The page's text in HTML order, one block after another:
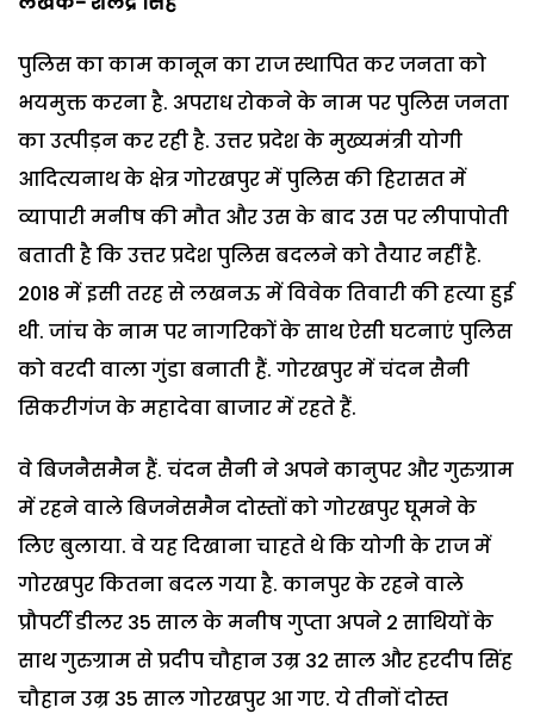
पुलिस का काम कानून का राज स्थापित कर जनता को
भयमुक्त करना है. अपराध रोकने के नाम पर पुलिस जनता
का उत्पीड़न कर रही है. उत्तर प्रदेश के मुख्यमंत्री योगी
आदित्यनाथ के क्षेत्र गोरखपुर में पुलिस की हिरासत में
व्यापारी मनीष की मौत और उस के बाद उस पर लीपापोती
बताती है कि उत्तर प्रदेश पुलिस बदलने को तैयार नहीं है.
2018 में इसी तरह से लखनऊ में विवेक तिवारी की हत्या हुई
थी. जांच के नाम पर नागरिकों के साथ ऐसी घटनाएं पुलिस
को वरदी वाला गुंडा बनाती हैं. गोरखपुर में चंदन सैनी
सिकरीगंज के महादेवा बाजार में रहते हैं.
वे बिजनैसमैन हैं. चंदन सैनी ने अपने कानुपर और गुरुग्राम
में रहने वाले बिजनेसमैन दोस्तों को गोरखपुर घूमने के
लिए बुलाया. वे यह दिखाना चाहते थे कि योगी के राज में
गोरखपुर कितना बदल गया है. कानपुर के रहने वाले
प्रौपर्टी डीलर 35 साल के मनीष गुप्ता अपने 2 साथियों के
साथ गुरुग्राम से प्रदीप चौहान उम्र 32 साल और हरदीप सिंह
चौहान उम्र 35 साल गोरखपुर आ गए. ये तीनों दोस्त